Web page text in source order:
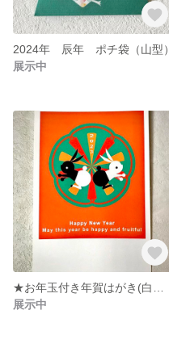
2024年 辰年 ポチ袋（山型）
展示中
展示中